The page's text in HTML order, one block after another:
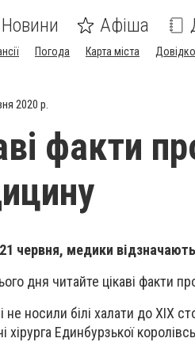
Новини Афіша
Погода Карта міста
2020 р.
факти
червня, медики
дня читайте цікаві факти
не носили білі халати до XIX
хірурга Единбурзької